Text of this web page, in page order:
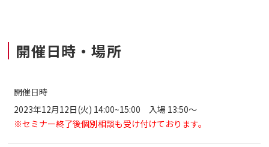
開催日時・場所
開催日時
2023年12月12日(火) 14:00~15:00 入場 13:50～
※セミナー終了後個別相談も受け付けております。